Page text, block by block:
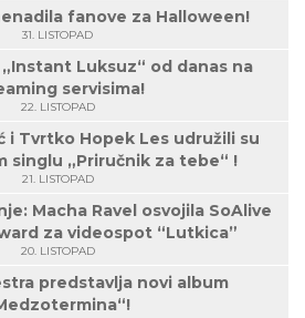
fanove za Halloween!
31. LISTOPAD
„Instant Luksuz“ od danas na
servisima!
22. LISTOPAD
i Tvrtko Hopek Les udružili su
singlu „Priručnik za tebe“ !
21. LISTOPAD
Macha Ravel osvojila SoAlive
za videospot “Lutkica”
20. LISTOPAD
predstavlja novi album